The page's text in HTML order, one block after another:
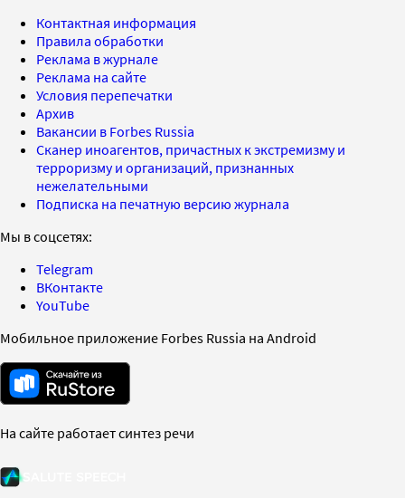
Контактная информация
Правила обработки
Реклама в журнале
Реклама на сайте
Условия перепечатки
Архив
Вакансии в Forbes Russia
Сканер иноагентов, причастных к экстремизму и
терроризму и организаций, признанных
нежелательными
Подписка на печатную версию журнала
Мы в соцсетях:
Telegram
ВКонтакте
YouTube
Мобильное приложение Forbes Russia на Android
На сайте работает синтез речи